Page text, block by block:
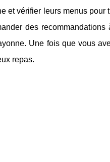
et vérifier leurs menus
des
Une fois que vous
repas.